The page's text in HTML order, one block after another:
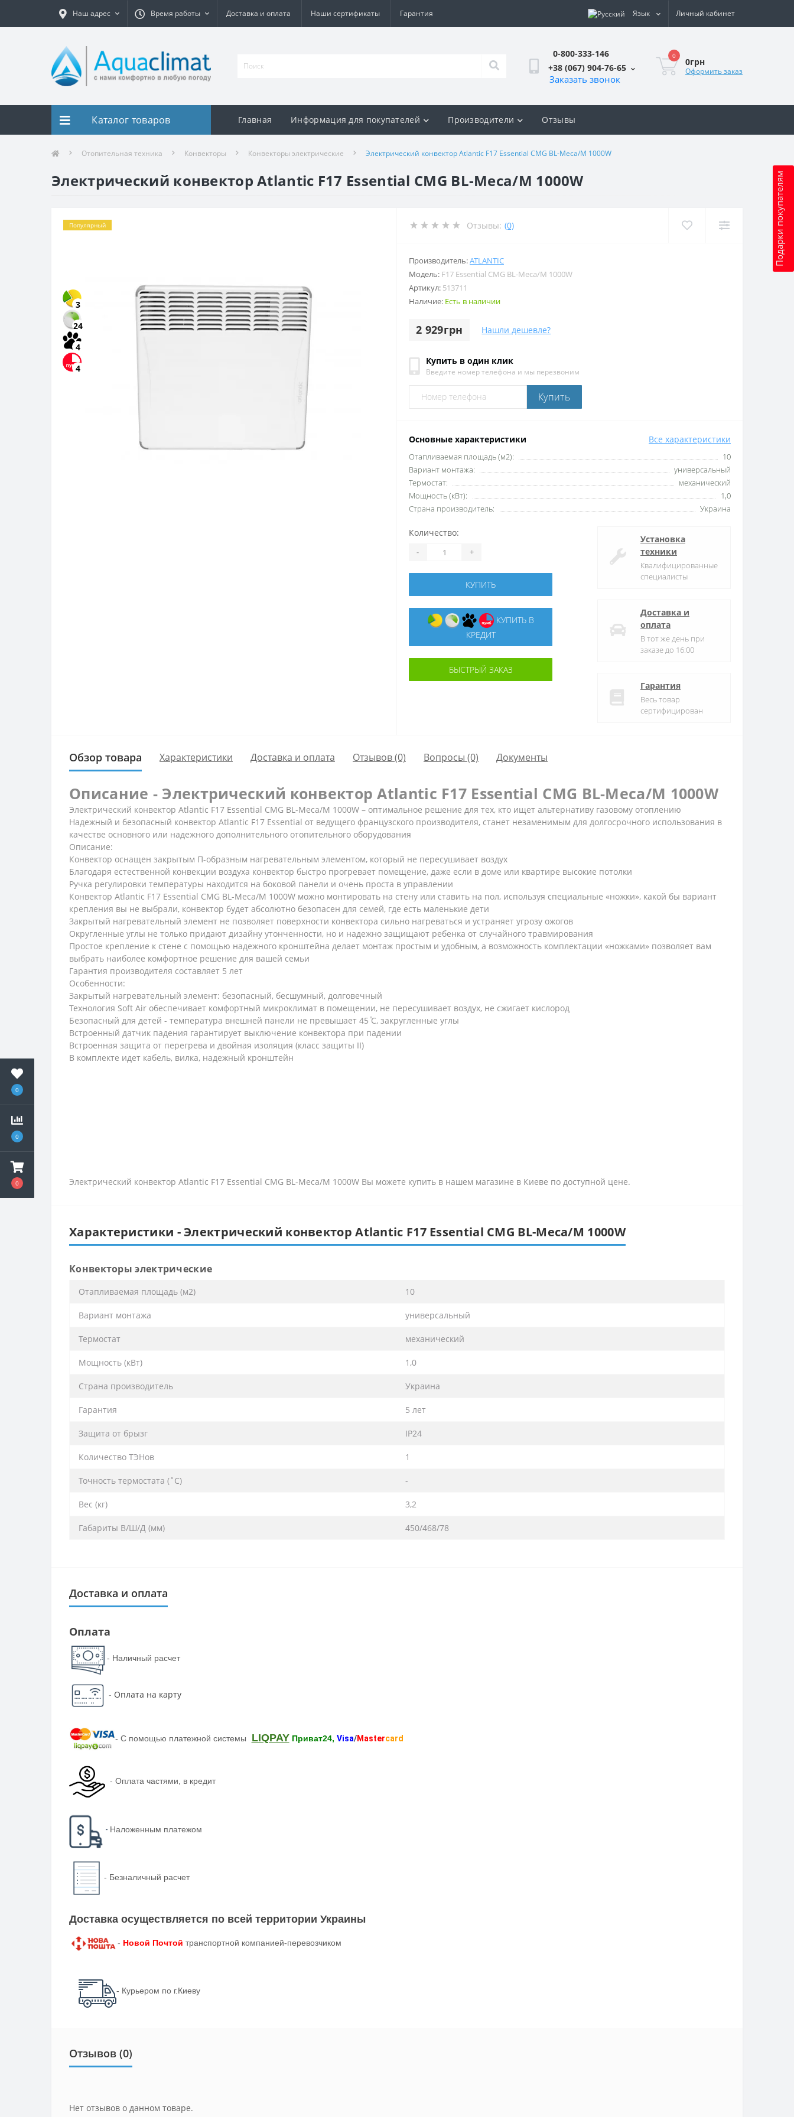
0
0
0
Наш адрес Время работы Доставка и оплата Наши сертификаты Гарантия Язык Личный кабинет
0-800-333-146
+38 (067) 904-76-65
Заказать звонок
0
0грн
Оформить заказ
Подарки покупателям
Каталог товаров Главная Информация для покупателей Производители Отзывы
Отопительная техника Конвекторы Конвекторы электрические Электрический конвектор Atlantic F17 Essential CMG BL-Meca/M 1000W
Электрический конвектор Atlantic F17 Essential CMG BL-Meca/M 1000W
Популярный
3
24
4
4
Отзывы: (0)
Производитель:ATLANTIC
Модель: F17 Essential CMG BL-Meca/M 1000W
Артикул: 513711
Наличие: Есть в наличии
2 929грн Нашли дешевле?
Купить в один клик
Введите номер телефона и мы перезвоним
Купить
Основные характеристики Все характеристики
Отапливаемая площадь (м2):
10
Вариант монтажа:
универсальный
Термостат:
механический
Мощность (кВт):
1,0
Страна производитель:
Украина
Количество:
- +
КУПИТЬ
КУПИТЬ В
КРЕДИТ
БЫСТРЫЙ ЗАКАЗ
Установка
техники
Квалифицированные
специалисты
Доставка и
оплата
В тот же день при
заказе до 16:00
Гарантия
Весь товар
сертифицирован
Обзор товара Характеристики Доставка и оплата Отзывов (0) Вопросы (0) Документы
Описание - Электрический конвектор Atlantic F17 Essential CMG BL-Meca/M 1000W
Электрический конвектор Atlantic F17 Essential CMG BL-Meca/M 1000W – оптимальное решение для тех, кто ищет альтернативу газовому отоплению
Надежный и безопасный конвектор Atlantic F17 Essential от ведущего французского производителя, станет незаменимым для долгосрочного использования в
качестве основного или надежного дополнительного отопительного оборудования
Описание:
Конвектор оснащен закрытым П-образным нагревательным элементом, который не пересушивает воздух
Благодаря естественной конвекции воздуха конвектор быстро прогревает помещение, даже если в доме или квартире высокие потолки
Ручка регулировки температуры находится на боковой панели и очень проста в управлении
Конвектор Atlantic F17 Essential CMG BL-Meca/M 1000W можно монтировать на стену или ставить на пол, используя специальные «ножки», какой бы вариант
крепления вы не выбрали, конвектор будет абсолютно безопасен для семей, где есть маленькие дети
Закрытый нагревательный элемент не позволяет поверхности конвектора сильно нагреваться и устраняет угрозу ожогов
Округленные углы не только придают дизайну утонченности, но и надежно защищают ребенка от случайного травмирования
Простое крепление к стене с помощью надежного кронштейна делает монтаж простым и удобным, а возможность комплектации «ножками» позволяет вам
выбрать наиболее комфортное решение для вашей семьи
Гарантия производителя составляет 5 лет
Особенности:
Закрытый нагревательный элемент: безопасный, бесшумный, долговечный
Технология Soft Air обеспечивает комфортный микроклимат в помещении, не пересушивает воздух, не сжигает кислород
Безопасный для детей - температура внешней панели не превышает 45 ̊С, закругленные углы
Встроенный датчик падения гарантирует выключение конвектора при падении
Встроенная защита от перегрева и двойная изоляция (класс защиты II)
В комплекте идет кабель, вилка, надежный кронштейн
Электрический конвектор Atlantic F17 Essential CMG BL-Meca/M 1000W Вы можете купить в нашем магазине в Киеве по доступной цене.
Характеристики - Электрический конвектор Atlantic F17 Essential CMG BL-Meca/M 1000W
Конвекторы электрические
Отапливаемая площадь (м2) 10
Вариант монтажа универсальный
Термостат механический
Мощность (кВт) 1,0
Страна производитель Украина
Гарантия 5 лет
Защита от брызг IP24
Количество ТЭНов 1
Точность термостата (˚С) -
Вес (кг) 3,2
Габариты В/Ш/Д (мм) 450/468/78
Доставка и оплата
Оплата
- Наличный расчет
- Оплата на карту
- С помощью платежной системы LIQPAY Приват24, Visa/Mastercard
- Оплата частями, в кредит
- Наложенным платежом
- Безналичный расчет
Доставка осуществляется по всей территории Украины
- Новой Почтой транспортной компанией-перевозчиком
- Курьером по г.Киеву
Отзывов (0)
Нет отзывов о данном товаре.